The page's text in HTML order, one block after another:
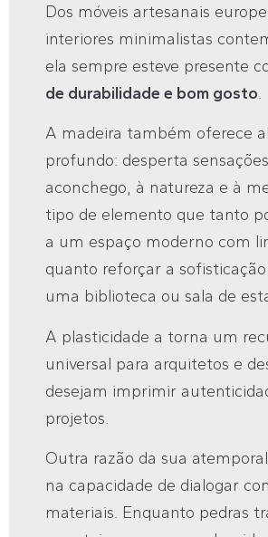
Dos móveis artesanais
interiores minimalistas
ela sempre esteve presente
de durabilidade e bom gosto.
A madeira também oferece
profundo: desperta
aconchego, à natureza e à
tipo de elemento que tanto
a um espaço moderno com
quanto reforçar a sofisticação
uma biblioteca ou sala de
A plasticidade a torna um
universal para arquitetos e
desejam imprimir
projetos.
Outra razão da sua
na capacidade de dialogar
materiais. Enquanto pedras